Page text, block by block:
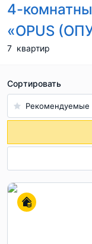
4-
«OPUS
7 квартир
Сортировать
Рекомендуемые